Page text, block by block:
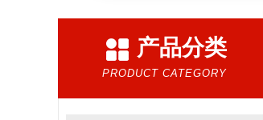
产品分类
PRODUCT CATEGORY